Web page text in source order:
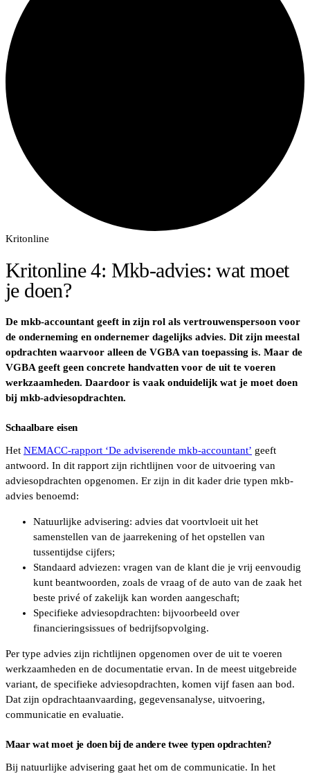
Kritonline
Kritonline 4: Mkb-advies: wat moet
je doen?
De mkb-accountant geeft in zijn rol als vertrouwenspersoon voor
de onderneming en ondernemer dagelijks advies. Dit zijn meestal
opdrachten waarvoor alleen de VGBA van toepassing is. Maar de
VGBA geeft geen concrete handvatten voor de uit te voeren
werkzaamheden. Daardoor is vaak onduidelijk wat je moet doen
bij mkb-adviesopdrachten.
Schaalbare eisen
Het NEMACC-rapport ‘De adviserende mkb-accountant’ geeft
antwoord. In dit rapport zijn richtlijnen voor de uitvoering van
adviesopdrachten opgenomen. Er zijn in dit kader drie typen mkb-
advies benoemd:
Natuurlijke advisering: advies dat voortvloeit uit het
samenstellen van de jaarrekening of het opstellen van
tussentijdse cijfers;
Standaard adviezen: vragen van de klant die je vrij eenvoudig
kunt beantwoorden, zoals de vraag of de auto van de zaak het
beste privé of zakelijk kan worden aangeschaft;
Specifieke adviesopdrachten: bijvoorbeeld over
financieringsissues of bedrijfsopvolging.
Per type advies zijn richtlijnen opgenomen over de uit te voeren
werkzaamheden en de documentatie ervan. In de meest uitgebreide
variant, de specifieke adviesopdrachten, komen vijf fasen aan bod.
Dat zijn opdrachtaanvaarding, gegevensanalyse, uitvoering,
communicatie en evaluatie.
Maar wat moet je doen bij de andere twee typen opdrachten?
Bij natuurlijke advisering gaat het om de communicatie. In het